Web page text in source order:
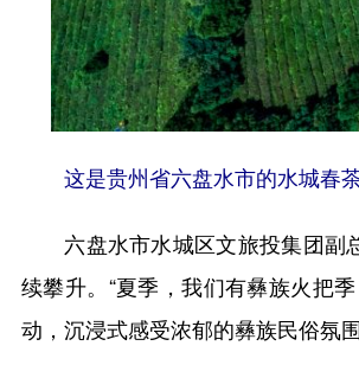
这是贵州省六盘水市的水城春茶
六盘水市水城区文旅投集团副总
续攀升。“夏季，我们有彝族火把
动，沉浸式感受浓郁的彝族民俗氛围